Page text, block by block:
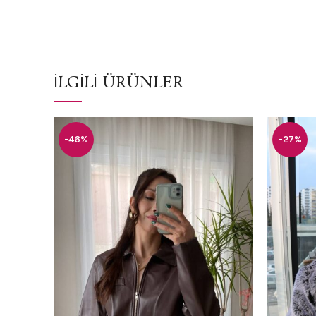
İLGILI ÜRÜNLER
-46% -27%